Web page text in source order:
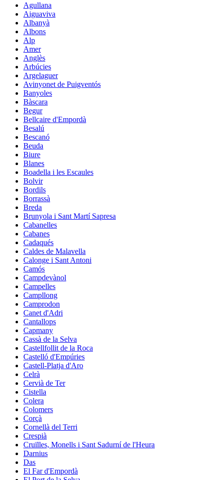
Agullana
Aiguaviva
Albanyà
Albons
Alp
Amer
Anglès
Arbúcies
Argelaguer
Avinyonet de Puigventós
Banyoles
Bàscara
Begur
Bellcaire d'Empordà
Besalú
Bescanó
Beuda
Biure
Blanes
Boadella i les Escaules
Bolvir
Bordils
Borrassà
Breda
Brunyola i Sant Martí Sapresa
Cabanelles
Cabanes
Cadaqués
Caldes de Malavella
Calonge i Sant Antoni
Camós
Campdevànol
Campelles
Campllong
Camprodon
Canet d'Adri
Cantallops
Capmany
Cassà de la Selva
Castellfollit de la Roca
Castelló d'Empúries
Castell-Platja d'Aro
Celrà
Cervià de Ter
Cistella
Colera
Colomers
Corçà
Cornellà del Terri
Crespià
Cruïlles, Monells i Sant Sadurní de l'Heura
Darnius
Das
El Far d'Empordà